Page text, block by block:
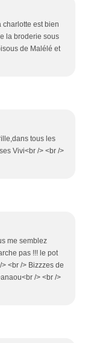
charlotte est bien
la broderie sous
de Malélé et
tous les
Vivi<br /> <br />
me semblez
pas !!! le pot
<br /> Bizzzes de
/> <br />